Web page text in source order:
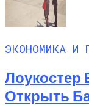
ЭКОНОМИКА И
Лоукостер
Открыть